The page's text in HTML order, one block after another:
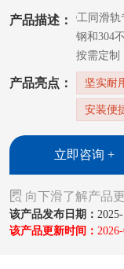
产品描述：GTO工同滑
钢和304
按需定制
业机柜、
厂家。
产品亮点： 坚实耐
安装便
立即咨询 +
 向下滑了解产品
该产品发布日期：
该产品更新时间：